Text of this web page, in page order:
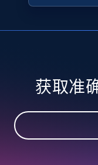
X id, URL, ID,
Profile image
获取准